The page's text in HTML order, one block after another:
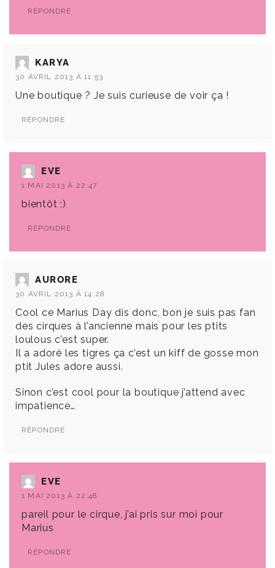
RÉPONDRE
KARYA
30 AVRIL 2013 À 11:53
Une boutique ? Je suis curieuse de voir ça !
RÉPONDRE
EVE
1 MAI 2013 À 22:47
bientôt ;)
RÉPONDRE
AURORE
30 AVRIL 2013 À 14:28
Cool ce Marius Day dis donc, bon je suis pas fan
des cirques à l’ancienne mais pour les ptits
loulous c’est super.
Il a adoré les tigres ça c’est un kiff de gosse mon
ptit Jules adore aussi.
Sinon c’est cool pour la boutique j’attend avec
impatience…
RÉPONDRE
EVE
1 MAI 2013 À 22:48
pareil pour le cirque, j’ai pris sur moi pour
Marius
RÉPONDRE